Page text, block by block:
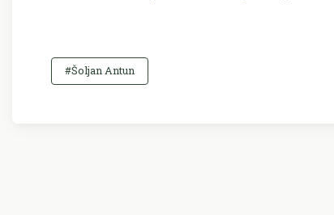
#Šoljan Antun